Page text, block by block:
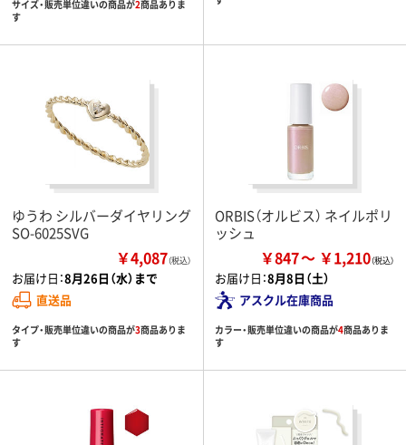
サイズ・販売単位違いの商品が2商品ありま
す
ゆうわ シルバーダイヤリング
SO-6025SVG
￥4,087（税込）
お届け日：8月26日（水）まで
直送品
タイプ・販売単位違いの商品が3商品ありま
す
ORBIS（オルビス） ネイルポリ
ッシュ
￥847 ￥1,210
お届け日：8月8日（土）
アスクル在庫商品
カラー・販売単位違いの商品が4商品ありま
す